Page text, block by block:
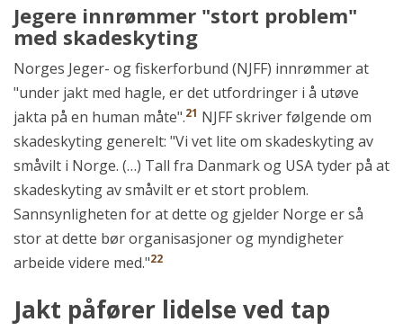
Jegere innrømmer "stort problem"
med skadeskyting
Norges Jeger- og fiskerforbund (NJFF) innrømmer at
"under jakt med hagle, er det utfordringer i å utøve
jakta på en human måte".21 NJFF skriver følgende om
skadeskyting generelt: "Vi vet lite om skadeskyting av
småvilt i Norge. (…) Tall fra Danmark og USA tyder på at
skadeskyting av småvilt er et stort problem.
Sannsynligheten for at dette og gjelder Norge er så
stor at dette bør organisasjoner og myndigheter
arbeide videre med."22
Jakt påfører lidelse ved tap